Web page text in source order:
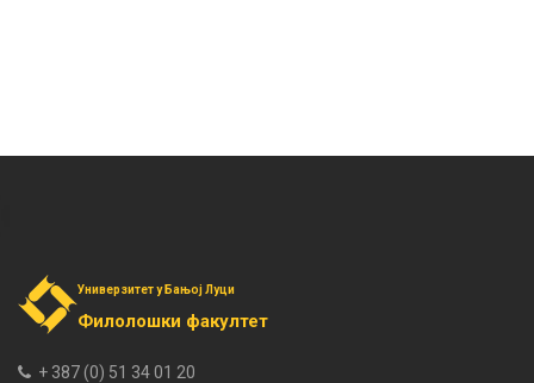
Универзитет у Бањој Луци
Филолошки факултет
+ 387 (0) 51 34 01 20